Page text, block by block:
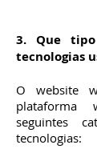
3. Que
tecnologias
O website
seguintes
tecnologias: